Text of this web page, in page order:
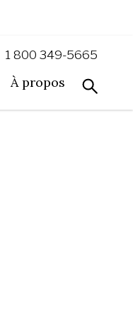
1 800 349-5665
À propos